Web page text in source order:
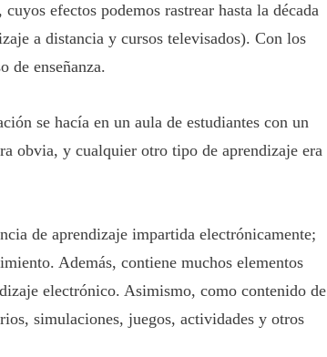
efectos podemos rastrear hasta la década
a distancia y cursos televisados). Con los
de enseñanza.
se hacía en un aula de estudiantes con un
obvia, y cualquier otro tipo de aprendizaje era
de aprendizaje impartida electrónicamente;
Además, contiene muchos elementos
electrónico. Asimismo, como contenido de
simulaciones, juegos, actividades y otros